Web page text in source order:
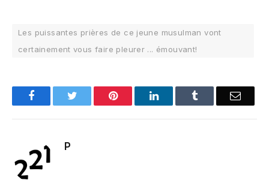
Les puissantes prières de ce jeune musulman vont
certainement vous faire pleurer ... émouvant!
FacebookTwitter Pinterest LinkedInTumblr Email
P